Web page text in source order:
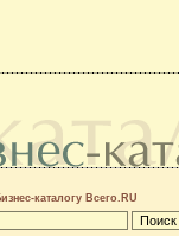
каталогу Всего.RU